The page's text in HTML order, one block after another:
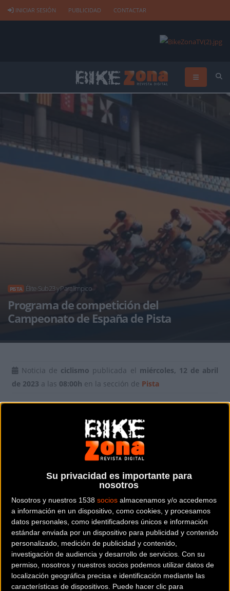
Su privacidad es importante para
nosotros
Nosotros y nuestros 1538 socios almacenamos y/o accedemos
a información en un dispositivo, como cookies, y procesamos
datos personales, como identificadores únicos e información
estándar enviada por un dispositivo para publicidad y contenido
personalizado, medición de publicidad y contenido,
investigación de audiencia y desarrollo de servicios. Con su
permiso, nosotros y nuestros socios podemos utilizar datos de
localización geográfica precisa e identificación mediante las
características de dispositivos. Puede hacer clic para
INICIAR SESIÓN PUBLICIDAD CONTACTAR
PISTA Élite-Sub23 y Paralímpico
Programa de competición del
Campeonato de España de Pista
Noticia de ciclismo publicada el miércoles, 12 de abril
de 2023 a las 08:00h en la sección de Pista
Ya se conoce cuál será el
programa de competición
con el que contará el
Campeonato de España de
Pista Élite-Sub23 y
Paralímpico, que se disputará
del 9 al 11 de junio en el
Velódromo Lluis Puig de
Valencia.